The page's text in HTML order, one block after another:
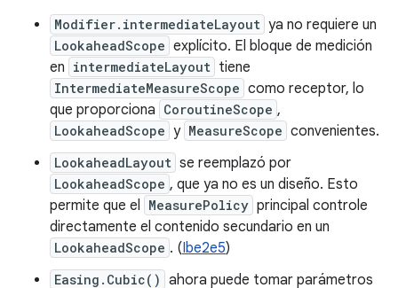
Modifier.intermediateLayout ya no requiere un
LookaheadScope explícito. El bloque de medición
en intermediateLayout tiene
IntermediateMeasureScope como receptor, lo
que proporciona CoroutineScope ,
LookaheadScope y MeasureScope convenientes.
LookaheadLayout se reemplazó por
LookaheadScope , que ya no es un diseño. Esto
permite que el MeasurePolicy principal controle
directamente el contenido secundario en un
LookaheadScope . (Ibe2e5)
Easing.Cubic() ahora puede tomar parámetros